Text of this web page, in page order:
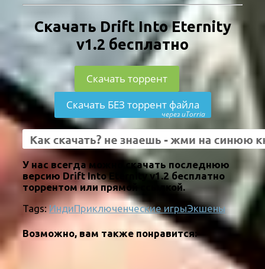
Скачать Drift Into Eternity
v1.2 бесплатно
Скачать торрент
Скачать БЕЗ торрент файла
через uTorria
У нас всегда можно скачать последнюю
версию Drift Into Eternity v1.2 бесплатно
торрентом или прямой ссылкой.
Tags: ИндиПриключенческие игрыЭкшены
Возможно, вам также понравится: